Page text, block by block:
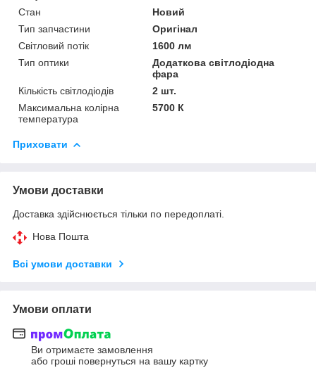
Стан
Новий
Тип запчастини
Оригінал
Світловий потік
1600 лм
Тип оптики
Додаткова світлодіодна
фара
Кількість світлодіодів
2 шт.
Максимальна колірна
температура
5700 К
Приховати
Умови доставки
Доставка здійснюється тільки по передоплаті.
Нова Пошта
Всі умови доставки
Умови оплати
Ви отримаєте замовлення
або гроші повернуться на вашу картку